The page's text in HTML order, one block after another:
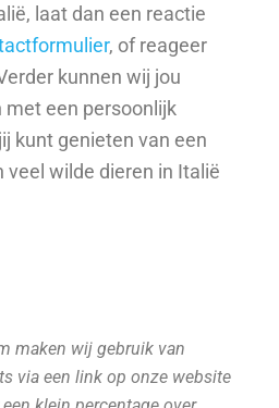
laat dan een reactie
, of reageer
kunnen wij jou
met een persoonlijk
kunt genieten van een
veel wilde dieren in Italië
maken wij gebruik van
via een link op onze website